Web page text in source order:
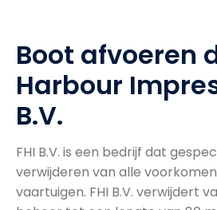
Boot afvoeren
Harbour
B.V.
FHI B.V. is een bedrijf dat
verwijderen van alle
vaartuigen. FHI B.V. verwijdert